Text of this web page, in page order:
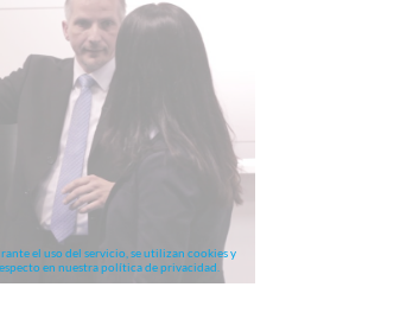
el uso del servicio, se utilizan cookies y
en nuestra política de privacidad.